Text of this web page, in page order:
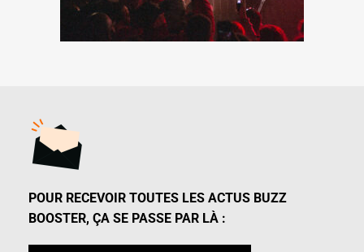
POUR RECEVOIR TOUTES LES ACTUS BUZZ
BOOSTER, ÇA SE PASSE PAR LÀ :